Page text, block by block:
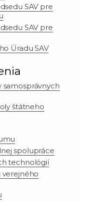
SAV pre
SAV pre
Úradu SAV
štátneho
spolupráce
technológií
verejného